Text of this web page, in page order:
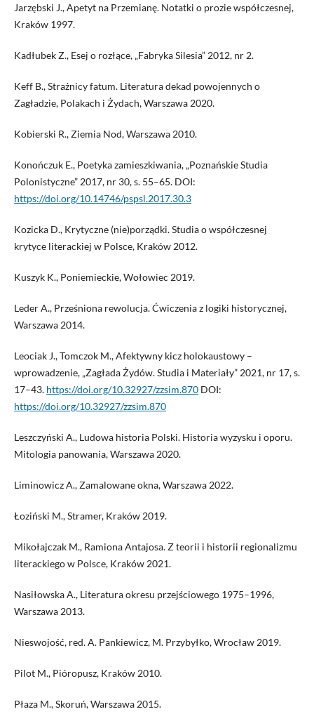
Jarzębski J., Apetyt na Przemianę. Notatki o prozie współczesnej,
Kraków 1997.
Kadłubek Z., Esej o rozłące, „Fabryka Silesia” 2012, nr 2.
Keff B., Strażnicy fatum. Literatura dekad powojennych o
Zagładzie, Polakach i Żydach, Warszawa 2020.
Kobierski R., Ziemia Nod, Warszawa 2010.
Konończuk E., Poetyka zamieszkiwania, „Poznańskie Studia
Polonistyczne” 2017, nr 30, s. 55–65. DOI:
https://doi.org/10.14746/pspsl.2017.30.3
Kozicka D., Krytyczne (nie)porządki. Studia o współczesnej
krytyce literackiej w Polsce, Kraków 2012.
Kuszyk K., Poniemieckie, Wołowiec 2019.
Leder A., Prześniona rewolucja. Ćwiczenia z logiki historycznej,
Warszawa 2014.
Leociak J., Tomczok M., Afektywny kicz holokaustowy –
wprowadzenie, „Zagłada Żydów. Studia i Materiały” 2021, nr 17, s.
17–43. https://doi.org/10.32927/zzsim.870DOI:
https://doi.org/10.32927/zzsim.870
Leszczyński A., Ludowa historia Polski. Historia wyzysku i oporu.
Mitologia panowania, Warszawa 2020.
Liminowicz A., Zamalowane okna, Warszawa 2022.
Łoziński M., Stramer, Kraków 2019.
Mikołajczak M., Ramiona Antajosa. Z teorii i historii regionalizmu
literackiego w Polsce, Kraków 2021.
Nasiłowska A., Literatura okresu przejściowego 1975–1996,
Warszawa 2013.
Nieswojość, red. A. Pankiewicz, M. Przybyłko, Wrocław 2019.
Pilot M., Pióropusz, Kraków 2010.
Płaza M., Skoruń, Warszawa 2015.